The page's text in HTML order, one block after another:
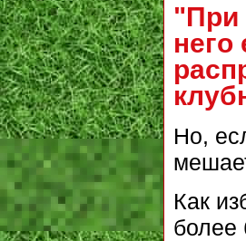
"При
него
Но,
Как
более